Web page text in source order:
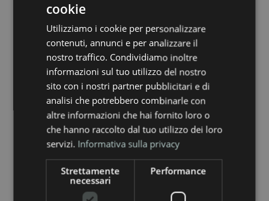
RICARICA
ELETTRICA
Soluzioni pratiche, sicure e affidabili
per ricaricare veicoli elettrici, sia a casa
che in azienda. Supportano la mobilità
sostenibile e consentono di gestire in
modo semplice e veloce l’energia
necessaria per spostarsi in modo
ecologico.
cookie
Utilizziamo i cookie per personalizzare
contenuti, annunci e per analizzare il
nostro traffico. Condividiamo inoltre
informazioni sul tuo utilizzo del nostro
sito con i nostri partner pubblicitari e di
analisi che potrebbero combinarle con
altre informazioni che hai fornito loro o
che hanno raccolto dal tuo utilizzo dei loro
servizi. Informativa sulla privacy
Strettamente
necessari
Performance